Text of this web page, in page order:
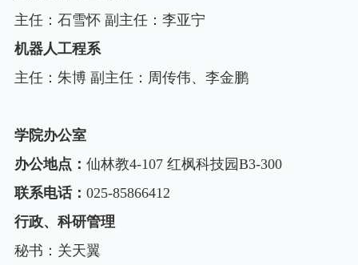
主任：石雪怀 副主任：李亚宁
机器人工程系
主任：朱博 副主任：周传伟、李金鹏
学院办公室
办公地点： 仙林教4-107 红枫科技园B3-300
联系电话： 025-85866412
行政、科研管理
秘书：关天翼